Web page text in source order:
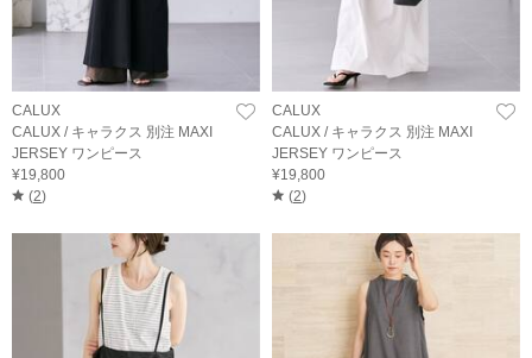
CALUX
CALUX / キャラクス 別注 MAXI
JERSEY ワンピース
¥19,800
(2)
CALUX
CALUX / キャラクス 別注 MAXI
JERSEY ワンピース
¥19,800
(2)